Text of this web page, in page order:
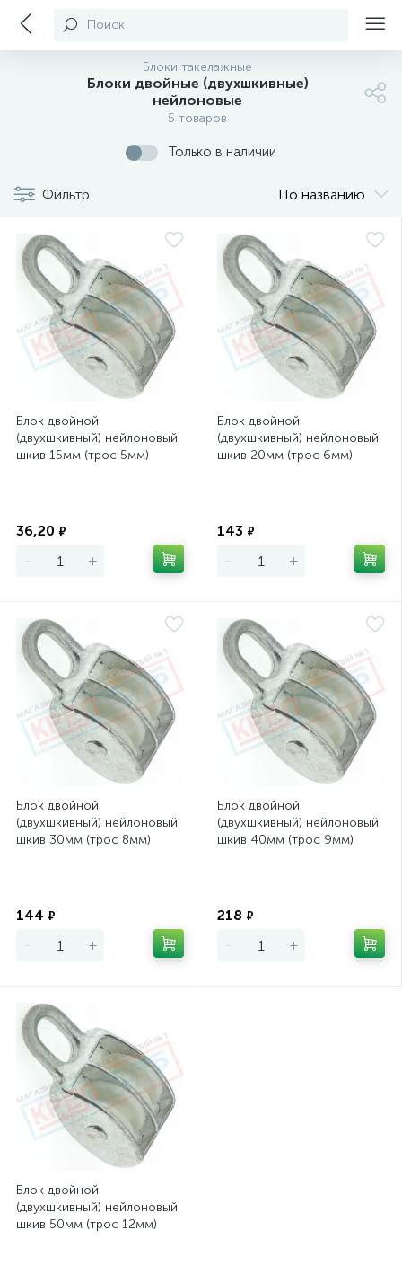
Поиск
Блоки такелажные
Блоки двойные (двухшкивные)
нейлоновые
5 товаров
Только в наличии
Фильтр По названию
Блок двойной
(двухшкивный) нейлоновый
шкив 15мм (трос 5мм)
36,20 ₽
- +
Блок двойной
(двухшкивный) нейлоновый
шкив 20мм (трос 6мм)
143 ₽
- +
Блок двойной
(двухшкивный) нейлоновый
шкив 30мм (трос 8мм)
144 ₽
- +
Блок двойной
(двухшкивный) нейлоновый
шкив 40мм (трос 9мм)
218 ₽
- +
Блок двойной
(двухшкивный) нейлоновый
шкив 50мм (трос 12мм)